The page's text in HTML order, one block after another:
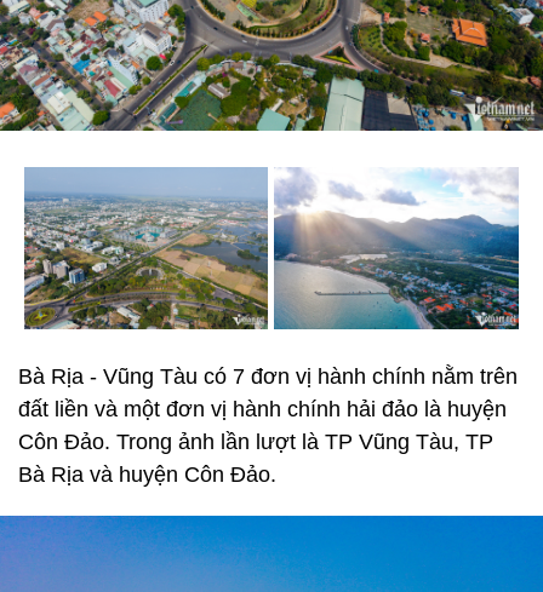
Bà Rịa - Vũng Tàu có 7 đơn vị hành chính nằm trên
đất liền và một đơn vị hành chính hải đảo là huyện
Côn Đảo. Trong ảnh lần lượt là TP Vũng Tàu, TP
Bà Rịa và huyện Côn Đảo.